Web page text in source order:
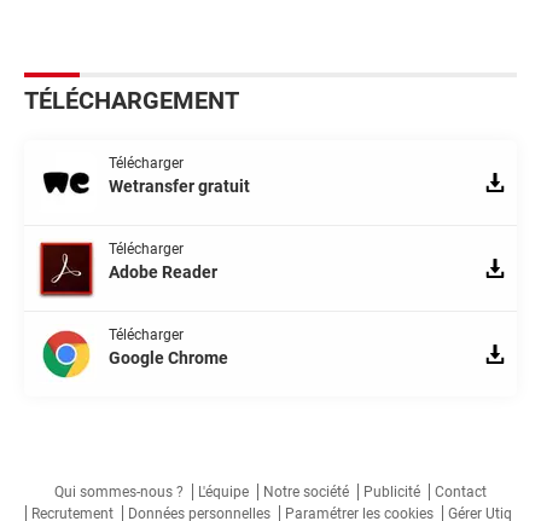
TÉLÉCHARGEMENT
Télécharger
Wetransfer gratuit
Télécharger
Adobe Reader
Télécharger
Google Chrome
Qui sommes-nous ? L'équipe Notre société Publicité
Contact
Recrutement
Données personnelles Paramétrer les cookies Gérer Utiq